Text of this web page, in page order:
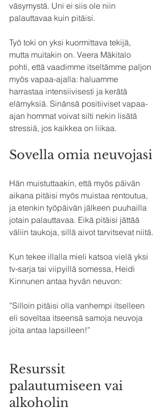
väsymystä. Uni ei siis ole niin
palauttavaa kuin pitäisi.
Työ toki on yksi kuormittava tekijä,
mutta muitakin on. Veera Mäkitalo
pohti, että vaadimme itseltämme paljon
myös vapaa-ajalla: haluamme
harrastaa intensiivisesti ja kerätä
elämyksiä. Sinänsä positiiviset vapaa-
ajan hommat voivat silti nekin lisätä
stressiä, jos kaikkea on liikaa.
Sovella omia neuvojasi
Hän muistuttaakin, että myös päivän
aikana pitäisi myös muistaa rentoutua,
ja etenkin työpäivän jälkeen puuhailla
jotain palauttavaa. Eikä pitäisi jättää
väliin taukoja, sillä aivot tarvitsevat niitä.
Kun tekee illalla mieli katsoa vielä yksi
tv-sarja tai viipyillä somessa, Heidi
Kinnunen antaa hyvän neuvon:
”Silloin pitäisi olla vanhempi itselleen
eli soveltaa itseensä samoja neuvoja
joita antaa lapsilleen!”
Resurssit
palautumiseen vai
alkoholin